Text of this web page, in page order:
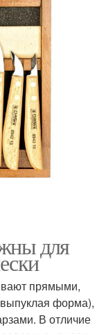
для
прямыми,
форма),
В отличие